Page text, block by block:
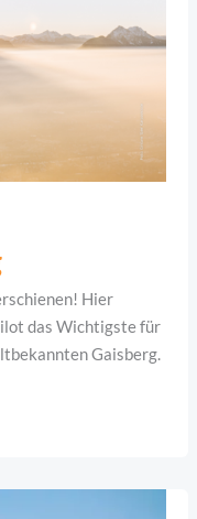
Hier
das Wichtigste für
Gaisberg.